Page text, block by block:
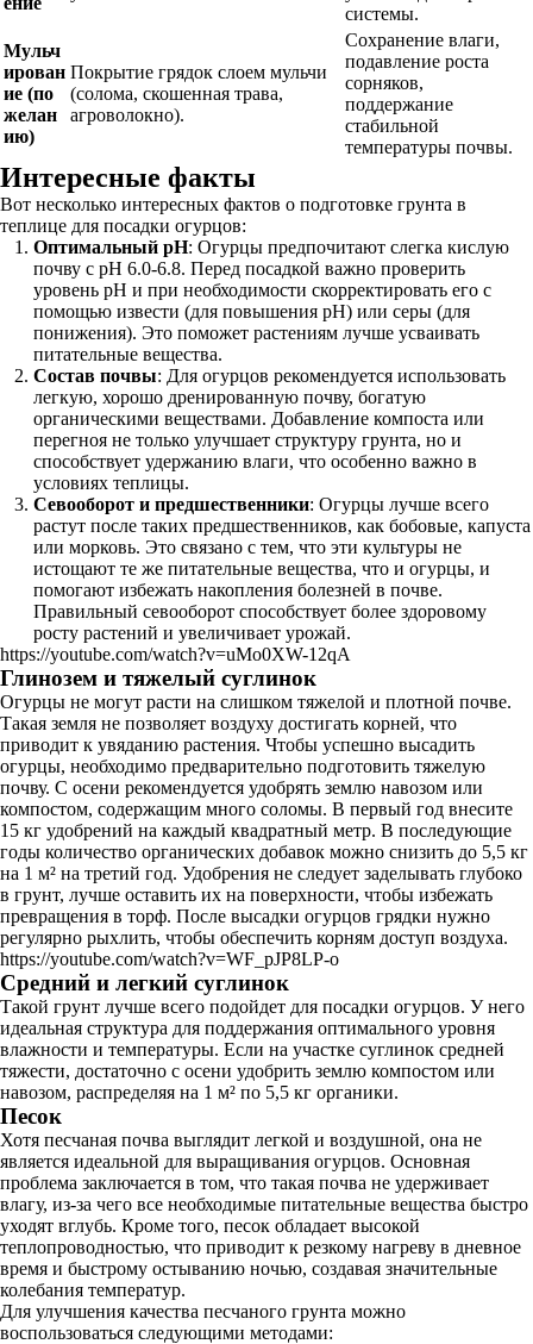
системы.
Мульч
ирован
ие (по
желан
ию)
Покрытие грядок слоем мульчи
(солома, скошенная трава,
агроволокно).
Сохранение влаги,
подавление роста
сорняков,
поддержание
стабильной
температуры почвы.
Интересные факты
Вот несколько интересных фактов о подготовке грунта в
теплице для посадки огурцов:
Оптимальный pH: Огурцы предпочитают слегка кислую
почву с pH 6.0-6.8. Перед посадкой важно проверить
уровень pH и при необходимости скорректировать его с
помощью извести (для повышения pH) или серы (для
понижения). Это поможет растениям лучше усваивать
питательные вещества.
Состав почвы: Для огурцов рекомендуется использовать
легкую, хорошо дренированную почву, богатую
органическими веществами. Добавление компоста или
перегноя не только улучшает структуру грунта, но и
способствует удержанию влаги, что особенно важно в
условиях теплицы.
Севооборот и предшественники: Огурцы лучше всего
растут после таких предшественников, как бобовые, капуста
или морковь. Это связано с тем, что эти культуры не
истощают те же питательные вещества, что и огурцы, и
помогают избежать накопления болезней в почве.
Правильный севооборот способствует более здоровому
росту растений и увеличивает урожай.
https://youtube.com/watch?v=uMo0XW-12qA
Глинозем и тяжелый суглинок
Огурцы не могут расти на слишком тяжелой и плотной почве.
Такая земля не позволяет воздуху достигать корней, что
приводит к увяданию растения. Чтобы успешно высадить
огурцы, необходимо предварительно подготовить тяжелую
почву. С осени рекомендуется удобрять землю навозом или
компостом, содержащим много соломы. В первый год внесите
15 кг удобрений на каждый квадратный метр. В последующие
годы количество органических добавок можно снизить до 5,5 кг
на 1 м² на третий год. Удобрения не следует заделывать глубоко
в грунт, лучше оставить их на поверхности, чтобы избежать
превращения в торф. После высадки огурцов грядки нужно
регулярно рыхлить, чтобы обеспечить корням доступ воздуха.
https://youtube.com/watch?v=WF_pJP8LP-o
Средний и легкий суглинок
Такой грунт лучше всего подойдет для посадки огурцов. У него
идеальная структура для поддержания оптимального уровня
влажности и температуры. Если на участке суглинок средней
тяжести, достаточно с осени удобрить землю компостом или
навозом, распределяя на 1 м² по 5,5 кг органики.
Песок
Хотя песчаная почва выглядит легкой и воздушной, она не
является идеальной для выращивания огурцов. Основная
проблема заключается в том, что такая почва не удерживает
влагу, из-за чего все необходимые питательные вещества быстро
уходят вглубь. Кроме того, песок обладает высокой
теплопроводностью, что приводит к резкому нагреву в дневное
время и быстрому остыванию ночью, создавая значительные
колебания температур.
Для улучшения качества песчаного грунта можно
воспользоваться следующими методами: